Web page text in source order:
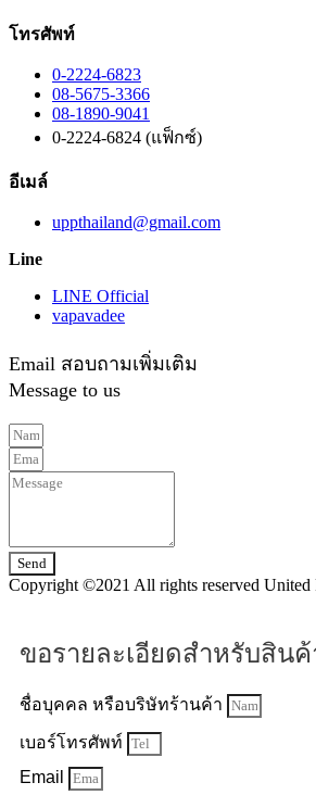
โทรศัพท์
0-2224-6823
08-5675-3366
08-1890-9041
0-2224-6824 (แฟ็กซ์)
อีเมล์
uppthailand@gmail.com
Line
LINE Official
vapavadee
Email สอบถามเพิ่มเติม
Message to us
Send
Copyright ©2021 All rights reserved United
ขอรายละเอียดสำหรับสิน
ชื่อบุคคล หรือบริษัทร้านค้า
เบอร์โทรศัพท์
Email